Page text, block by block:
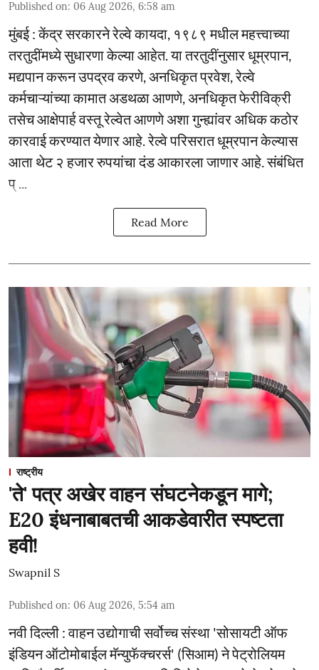
Published on: 06 Aug 2026, 6:58 am
मुंबई : केंद्र सरकारने रेल्वे कायदा, १९८९ मधील महत्त्वाच्या
तरतुदींमध्ये सुधारणा केल्या आहेत. या तरतुदींनुसार धूम्रपान,
मद्यपान करून उपद्रव करणे, अनधिकृत प्रवेश, रेल्वे
कर्मचाऱ्यांच्या कामात अडथळा आणणे, अनधिकृत फेरीविक्री
तसेच आक्षेपार्ह वस्तू रेल्वेत आणणे अशा गुन्ह्यांवर अधिक कठोर
कारवाई करण्यात येणार आहे. रेल्वे परिसरात धूम्रपान केल्यास
आता थेट २ हजार रुपयांचा दंड आकारला जाणार आहे. संबंधित
प् ...
Read More
राष्ट्रीय
'ते' पत्र अखेर वाहन संघटनेकडून मागे;
E20 इंधनाबाबतची आकडेवारीत स्पष्टता
हवी!
Swapnil S
Published on: 06 Aug 2026, 5:54 am
नवी दिल्ली : वाहन उद्योगाची सर्वोच्च संस्था 'सोसायटी ऑफ
इंडियन ऑटोमोबाईल मॅन्युफॅक्चरर्स' (सिआम) ने पेट्रोलियम